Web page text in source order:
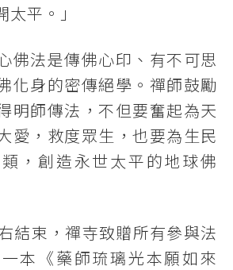
平。」
佛法是傳佛心印、有不可思
化身的密傳絕學。禪師鼓勵
明師傳法，不但要奮起為天
愛，救度眾生，也要為生民
，創造永世太平的地球佛
結束，禪寺致贈所有參與法
本《藥師琉璃光本願如來